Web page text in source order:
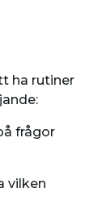
ha rutiner
frågor
vilken